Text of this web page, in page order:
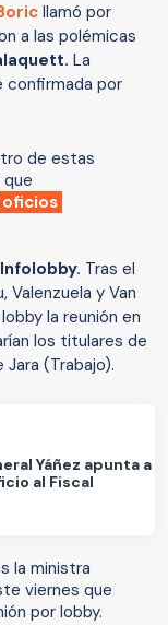
llamó por
a las polémicas
La
confirmada por
de estas
oficios
Tras el
Valenzuela y Van
la reunión en
los titulares de
(Trabajo).
Yáñez apunta a
al Fiscal
la ministra
viernes que
por lobby.